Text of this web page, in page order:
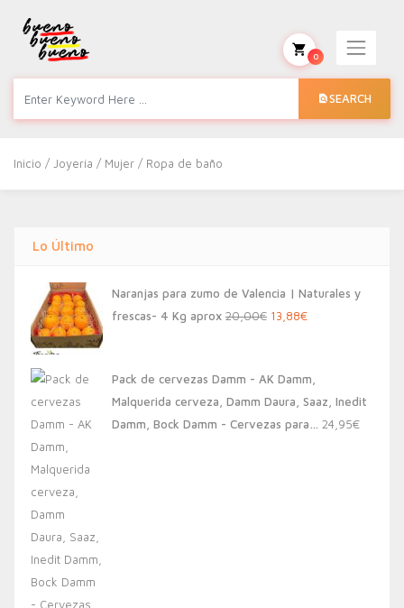
SEARCH
0
Inicio /Joyería / Mujer / Ropa de baño
Lo Último
Naranjas para zumo de Valencia | Naturales y
frescas- 4 Kg aprox 20,00€ El
era:
20,00€.
13,88€El
es:
13,88€.
Pack de cervezas Damm - AK Damm,
Malquerida cerveza, Damm Daura, Saaz, Inedit
Damm, Bock Damm - Cervezas para… 24,95€